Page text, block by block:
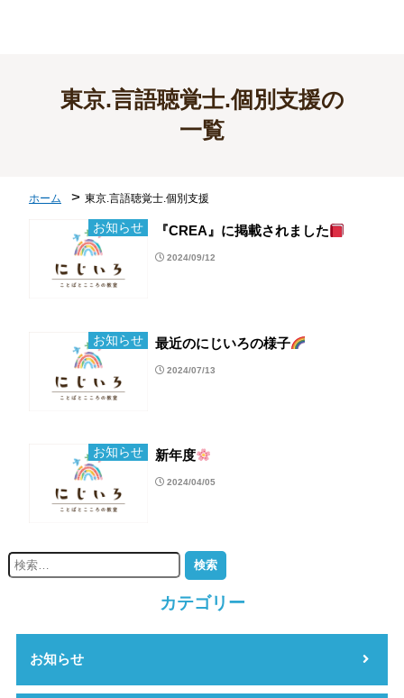
東京.言語聴覚士.個別支援の
一覧
ホーム > 東京.言語聴覚士.個別支援
お知らせ 『CREA』に掲載されました
2024/09/12
お知らせ 最近のにじいろの様子
2024/07/13
お知らせ 新年度
2024/04/05
カテゴリー
お知らせ